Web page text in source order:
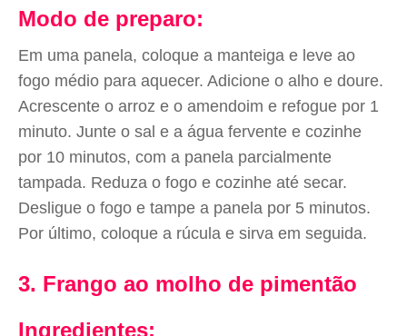
Modo de preparo:
Em uma panela, coloque a manteiga e leve ao
fogo médio para aquecer. Adicione o alho e doure.
Acrescente o arroz e o amendoim e refogue por 1
minuto. Junte o sal e a água fervente e cozinhe
por 10 minutos, com a panela parcialmente
tampada. Reduza o fogo e cozinhe até secar.
Desligue o fogo e tampe a panela por 5 minutos.
Por último, coloque a rúcula e sirva em seguida.
3. Frango ao molho de pimentão
Ingredientes: